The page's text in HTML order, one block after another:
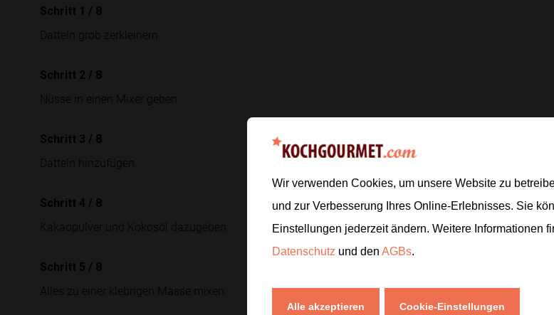
Schritt 1 / 8
Datteln grob zerkleinern.
Schritt 2 / 8
Nüsse in einen Mixer geben.
Schritt 3 / 8
Datteln hinzufügen.
Schritt 4 / 8
Kakaopulver und Kokosöl dazugeben.
Schritt 5 / 8
Alles zu einer klebrigen Masse mixen.
Wir verwenden Cookies, um unsere Website zu
und zur Verbesserung Ihres Online-Erlebnisses. Sie
Einstellungen jederzeit ändern. Weitere Informationen
Datenschutz und den AGBs.
Alle akzeptieren Cookie-Einstellungen